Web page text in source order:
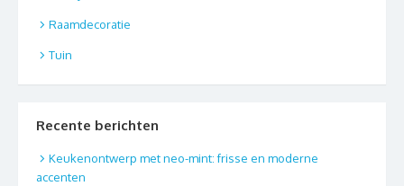
Raamdecoratie
Tuin
Recente berichten
Keukenontwerp met neo-mint: frisse en moderne
accenten